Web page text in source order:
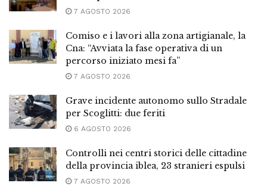
7 AGOSTO 2026
Comiso e i lavori alla zona artigianale, la
Cna: “Avviata la fase operativa di un
percorso iniziato mesi fa”
7 AGOSTO 2026
Grave incidente autonomo sullo Stradale
per Scoglitti: due feriti
6 AGOSTO 2026
Controlli nei centri storici delle cittadine
della provincia iblea, 23 stranieri espulsi
7 AGOSTO 2026